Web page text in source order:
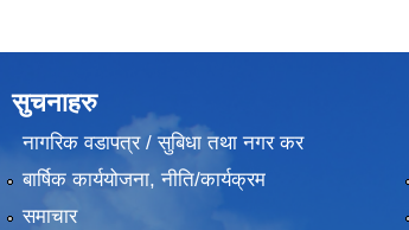
सुचनाहरु
नागरिक वडापत्र / सुबिधा तथा नगर कर
बार्षिक कार्ययोजना, नीति/कार्यक्रम
समाचार